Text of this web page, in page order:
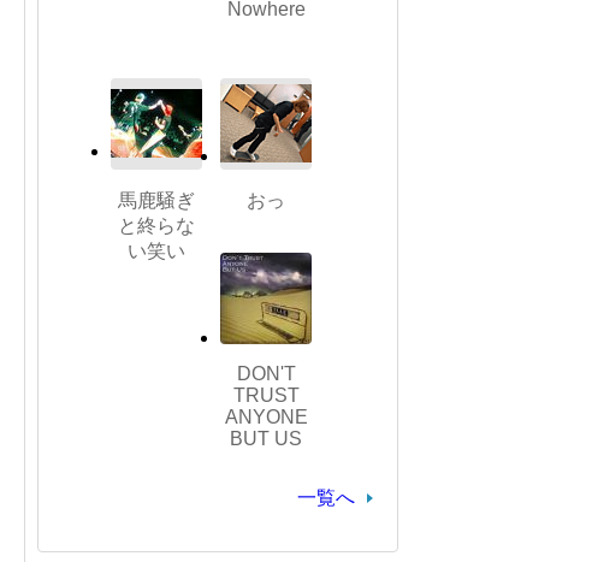
Nowhere
馬鹿騒ぎ
と終らな
い笑い
おっ
DON'T
TRUST
ANYONE
BUT US
一覧へ